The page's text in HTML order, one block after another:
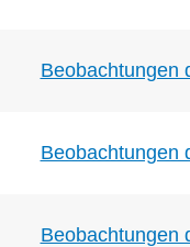
Beobachtungen
Beobachtungen
Beobachtungen